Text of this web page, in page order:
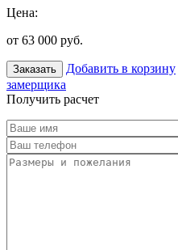
Цена:
от 63 000 руб.
Заказать Добавить в корзину
замерщика
Получить расчет